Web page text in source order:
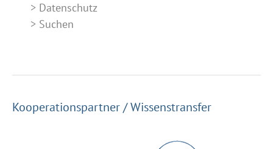
Datenschutz
Suchen
Kooperationspartner / Wissenstransfer